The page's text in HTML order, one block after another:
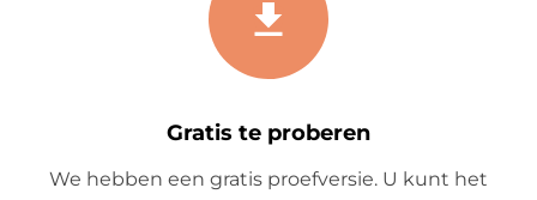
Gratis te proberen
We hebben een gratis proefversie. U kunt het